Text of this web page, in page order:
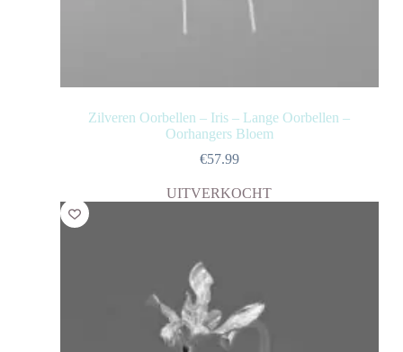
Zilveren Oorbellen – Iris – Lange Oorbellen –
Oorhangers Bloem
€57.99
UITVERKOCHT